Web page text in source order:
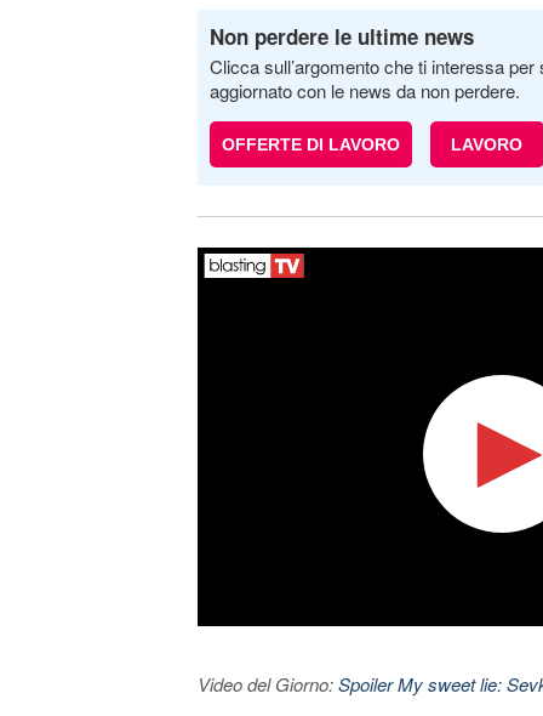
Non perdere le ultime news
Clicca sull’argomento che ti interessa
aggiornato con le news da non perdere.
OFFERTE DI LAVORO LAVORO
Video del Giorno:Spoiler My sweet lie: